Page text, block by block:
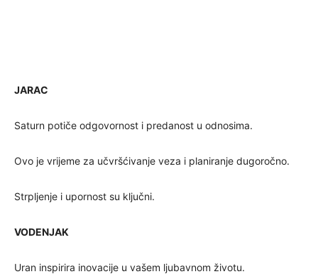
JARAC
Saturn potiče odgovornost i predanost u odnosima.
Ovo je vrijeme za učvršćivanje veza i planiranje dugoročno.
Strpljenje i upornost su ključni.
VODENJAK
Uran inspirira inovacije u vašem ljubavnom životu.